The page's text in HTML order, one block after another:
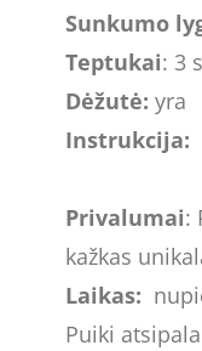
Sunkumo
Teptukai: 3
Dėžutė: yra
Instrukcija:
Privalumai:
kažkas
Laikas:
Puiki